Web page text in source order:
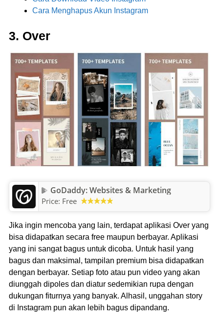
Cara Menghapus Akun Instagram
3. Over
GoDaddy: Websites & Marketing
Price: Free
Jika ingin mencoba yang lain, terdapat aplikasi Over yang
bisa didapatkan secara free maupun berbayar. Aplikasi
yang ini sangat bagus untuk dicoba. Untuk hasil yang
bagus dan maksimal, tampilan premium bisa didapatkan
dengan berbayar. Setiap foto atau pun video yang akan
diunggah dipoles dan diatur sedemikian rupa dengan
dukungan fiturnya yang banyak. Alhasil, unggahan story
di Instagram pun akan lebih bagus dipandang.